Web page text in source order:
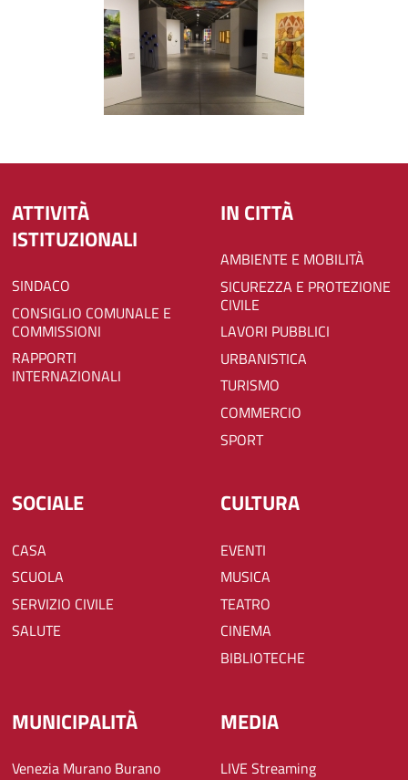
ATTIVITÀ
ISTITUZIONALI
SINDACO
CONSIGLIO COMUNALE E
COMMISSIONI
RAPPORTI
INTERNAZIONALI
IN CITTÀ
AMBIENTE E MOBILITÀ
SICUREZZA E PROTEZIONE
CIVILE
LAVORI PUBBLICI
URBANISTICA
TURISMO
COMMERCIO
SPORT
SOCIALE
CASA
SCUOLA
SERVIZIO CIVILE
SALUTE
CULTURA
EVENTI
MUSICA
TEATRO
CINEMA
BIBLIOTECHE
MUNICIPALITÀ
Venezia Murano Burano
MEDIA
LIVE Streaming